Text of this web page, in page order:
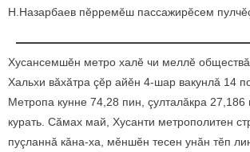
Н.Назарбаев пӗрремӗш пассажирӗсем
Хусансемшӗн метро халӗ чи меллӗ
Хальхи вăхăтра çӗр айӗн 4-шар вакунлă 14
Метропа кунне 74,28 пин, çулталăкра
курать. Сăмах май, Хусанти метрополитен
пуçланнă кăна-ха, мӗншӗн тесен унăн тӗп